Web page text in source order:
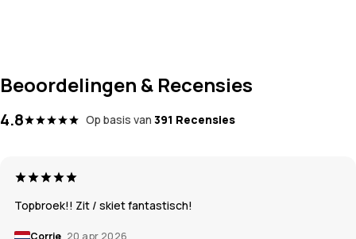
Beoordelingen & Recensies
4.8 Op basis van 391 Recensies
Topbroek!! Zit / skiet fantastisch!